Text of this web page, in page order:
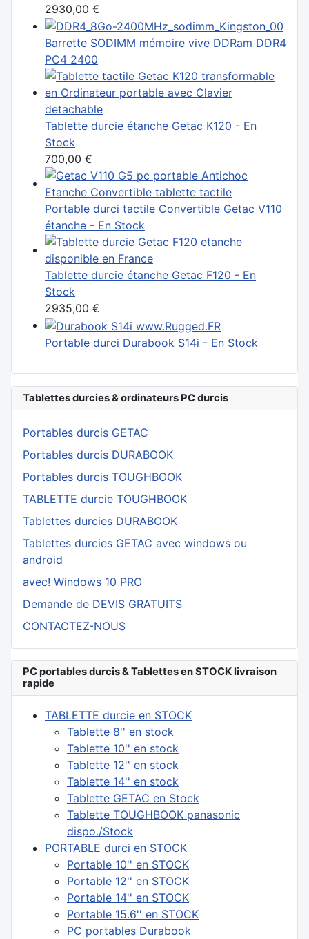
Tablettes durcies & ordinateurs PC durcis
Portables durcis GETAC
Portables durcis DURABOOK
Portables durcis TOUGHBOOK
TABLETTE durcie TOUGHBOOK
Tablettes durcies DURABOOK
Tablettes durcies GETAC avec windows ou
android
avec! Windows 10 PRO
Demande de DEVIS GRATUITS
CONTACTEZ-NOUS
PC portables durcis & Tablettes en STOCK livraison
rapide
TABLETTE durcie en STOCK
Tablette 8'' en stock
Tablette 10'' en stock
Tablette 12'' en stock
Tablette 14'' en stock
Tablette GETAC en Stock
Tablette TOUGHBOOK panasonic
dispo./Stock
PORTABLE durci en STOCK
Portable 10'' en STOCK
Portable 12'' en STOCK
Portable 14'' en STOCK
Portable 15.6'' en STOCK
PC portables Durabook
2930,00 €
Barrette SODIMM mémoire vive DDRam DDR4
PC4 2400
Tablette durcie étanche Getac K120 - En
Stock
700,00 €
Portable durci tactile Convertible Getac V110
étanche - En Stock
Tablette durcie étanche Getac F120 - En
Stock
2935,00 €
Portable durci Durabook S14i - En Stock